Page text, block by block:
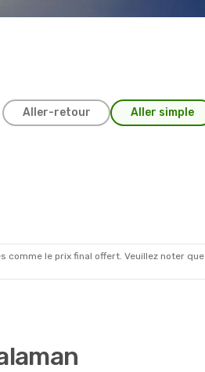
Aller-retour Aller simple
le prix final offert. Veuillez noter que